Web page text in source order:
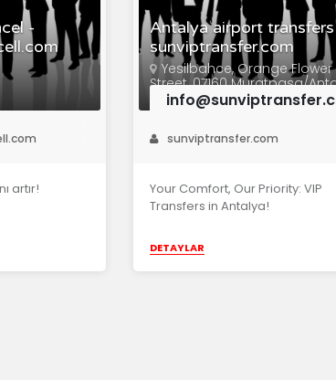
-
artır!
Antalya airport
sunviptransfer.com
Yesilbahce, Orange Flower
Street, 07160 Muratpasa/
sunviptransfer.com
Your Comfort, Our Priority: VIP
Transfers in Antalya!
DETAYLAR